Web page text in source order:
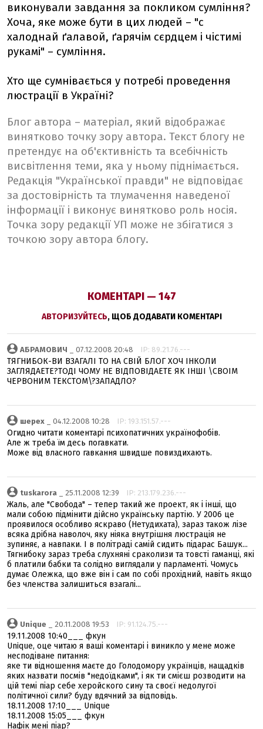
виконували завдання за покликом сумління?
Хоча, яке може бути в цих людей – "с
халоднай ґалавой, ґарячім сєрдцем і чістимі
рукамі" – сумління.
Хто ще сумнівається у потребі проведення
люстрації в Україні?
Блог автора – матеріал, який відображає
винятково точку зору автора. Текст блогу не
претендує на об'єктивність та всебічність
висвітлення теми, яка у ньому піднімається.
Редакція "Української правди" не відповідає
за достовірність та тлумачення наведеної
інформації і виконує винятково роль носія.
Точка зору редакції УП може не збігатися з
точкою зору автора блогу.
КОМЕНТАРІ — 147
АВТОРИЗУЙТЕСЬ, ЩОБ ДОДАВАТИ КОМЕНТАРІ
АБРАМОВИЧ _ 07.12.2008 20:48 IP: 89.21.76.---
ТЯГНИБОК-ВИ ВЗАГАЛI ТО НА СВIЙ БЛОГ ХОЧ IНКОЛИ
ЗАГЛЯДАЕТЕ?ТОДI ЧОМУ НЕ ВIДПОВIДАЕТЕ ЯК IНШI \СВОIМ
ЧЕРВОНИМ ТЕКСТОМ\?ЗАПАДЛО?
шерех _ 04.12.2008 10:28 IP: 193.151.57.---
Огидно читати коментарі психопатичних українофобів.
Але ж треба їм десь погавкати.
Може від власного гавкання швидше повиздихають.
tuskarora _ 25.11.2008 12:39 IP: 213.179.236.---
Жаль, але "Свобода" – тепер такий же проект, як і інші, що
мали собою підмінити дійсно українську партію. У 2006 це
проявилося особливо яскраво (Нетудихата), зараз також лізе
всяка дрібна наволоч, яку ніяка внутрішня люстрація не
зупиняє, а навпаки. І в політраді самій сидить підарас Башук...
Тягнибоку зараз треба слухняні сраколизи та товсті гаманці, які
б платили бабки та солідно виглядали у парламенті. Чомусь
думає Олежка, що вже він і сам по собі прохідний, навіть якщо
без членства залишиться взагалі...
Unique _ 20.11.2008 19:53 IP: 91.124.75.---
19.11.2008 10:40___ фкун
Unique, оце читаю я ваші коментарі і виникло у мене може
несподіване питання:
яке ти відношення маєте до Голодомору українців, нащадків
яких назвати посмів "недоїдками", і як ти смієш розводити на
цій темі піар себе херойского сину та своєї недолугої
політичної сили? буду вдячний за відповідь.
18.11.2008 17:10___ Unique
18.11.2008 15:05___ фкун
Нафік мені піар?